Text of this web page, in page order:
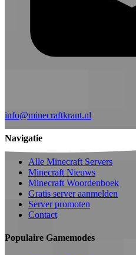
info@minecraftkrant.nl
Navigatie
Alle Minecraft Servers
Minecraft Nieuws
Minecraft Woordenboek
Gratis server aanmelden
Server promoten
Contact
Populaire Gamemodes